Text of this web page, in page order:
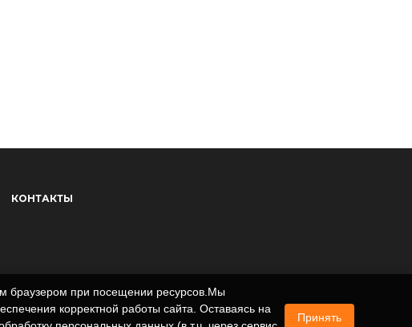
КОНТАКТЫ
браузером при посещении ресурсов.Мы
корректной работы сайта. Оставаясь на
Принять